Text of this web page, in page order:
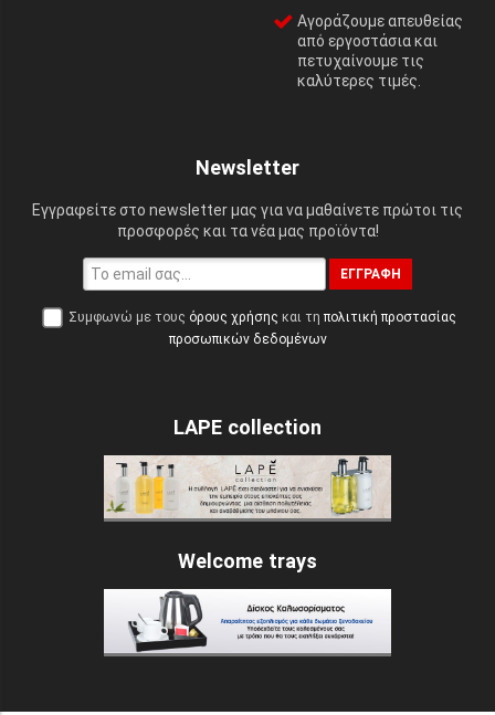
Αγοράζουμε απευθείας
από εργοστάσια και
πετυχαίνουμε τις
καλύτερες τιμές.
Newsletter
Εγγραφείτε στο newsletter μας για να μαθαίνετε πρώτοι τις
προσφορές και τα νέα μας προϊόντα!
ΕΓΓΡΑΦΉ
Συμφωνώ με τους όρους χρήσης και τη πολιτική προστασίας
προσωπικών δεδομένων
LAPE collection
Welcome trays